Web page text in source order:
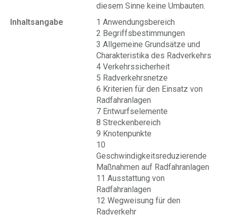
diesem Sinne keine Umbauten.
Inhaltsangabe
1 Anwendungsbereich
2 Begriffsbestimmungen
3 Allgemeine Grundsätze und
Charakteristika des Radverkehrs
4 Verkehrssicherheit
5 Radverkehrsnetze
6 Kriterien für den Einsatz von
Radfahranlagen
7 Entwurfselemente
8 Streckenbereich
9 Knotenpunkte
10
Geschwindigkeitsreduzierende
Maßnahmen auf Radfahranlagen
11 Ausstattung von
Radfahranlagen
12 Wegweisung für den
Radverkehr